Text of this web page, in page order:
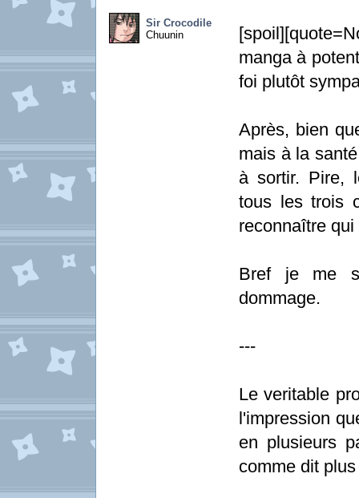
Sir Crocodile
Chuunin
manga à
foi plutôt
Après, bien
mais à la
à sortir. Pire,
tous les trois
reconnaître
Bref je me
dommage.
---
Le veritable
l'impression
en plusieurs
comme dit